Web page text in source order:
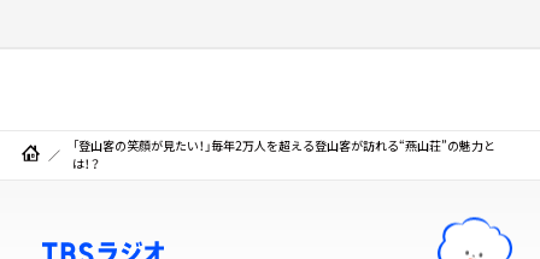
「登山客の笑顔が見たい！」毎年2万人を超える登山客が訪れる“燕山荘”の魅力と
は！？